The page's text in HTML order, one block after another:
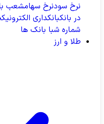
نرخ سودنرخ سهامشعب
در بانکبانکداری الکترونیک
شماره شبا بانک ها
طلا و ارز